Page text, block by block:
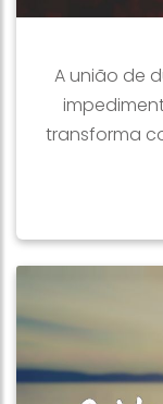
A união de
transforma